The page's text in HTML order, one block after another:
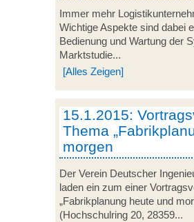
Immer mehr
Wichtige Aspekte sind dabei
Bedienung und Wartung der
Marktstudie...
[Alles Zeigen]
15.1.2015:
Thema
morgen
Der Verein Deutscher
laden ein zum einer
„Fabrikplanung heute und
(Hochschulring 20, 28359...